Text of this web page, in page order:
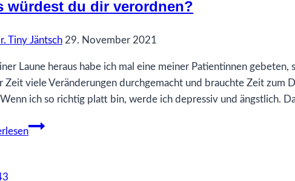
würdest du dir verordnen?
Tiny Jäntsch 29. November 2021
Laune heraus habe ich mal eine meiner Patientinnen
Zeit viele Veränderungen durchgemacht und brauchte Zeit zum
ich so richtig platt bin, werde ich depressiv und ängstlich.
Was